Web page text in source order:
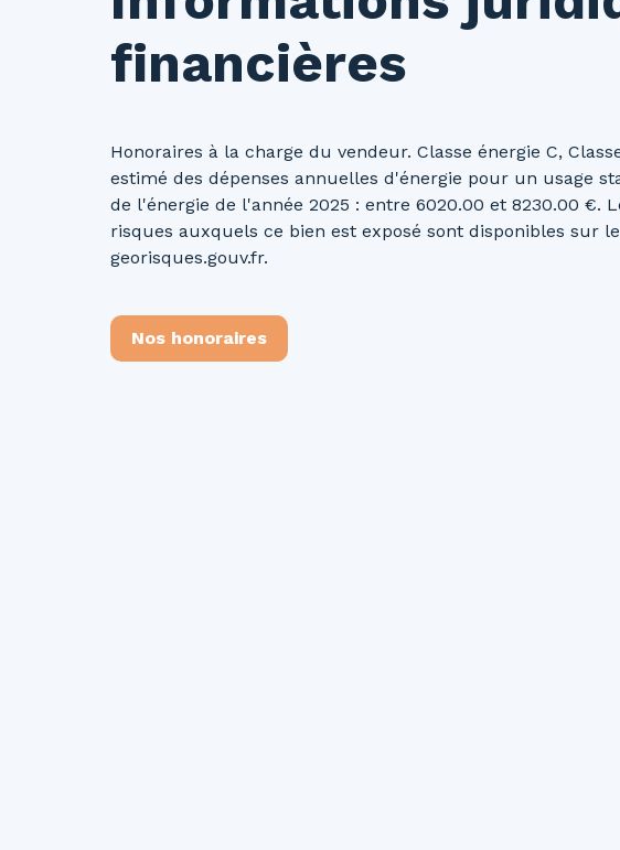
financières
Honoraires à la charge du vendeur. Classe énergie C,
estimé des dépenses annuelles d'énergie pour un usage
de l'énergie de l'année 2025 : entre 6020.00 et 8230.00 €.
risques auxquels ce bien est exposé sont disponibles sur
georisques.gouv.fr.
Nos honoraires